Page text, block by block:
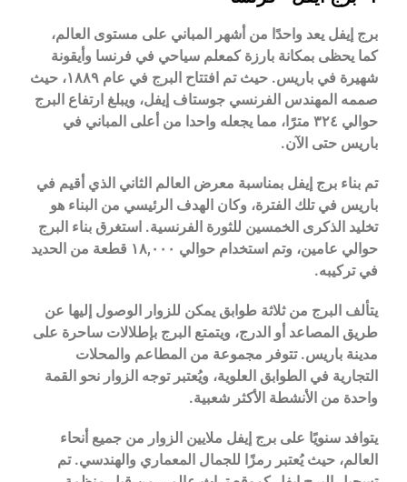
برج إيفل يعد واحدًا من أشهر المباني على مستوى العالم،
كما يحظى بمكانة بارزة كمعلم سياحي في فرنسا وأيقونة
شهيرة في باريس. حيث تم افتتاح البرج في عام ١٨٨٩، حيث
صممه المهندس الفرنسي جوستاف إيفل، ويبلغ ارتفاع البرج
حوالي ٣٢٤ مترًا، مما يجعله واحدا من أعلى المباني في
باريس حتى الآن.
تم بناء برج إيفل بمناسبة معرض العالم الثاني الذي أقيم في
باريس في تلك الفترة، وكان الهدف الرئيسي من البناء هو
تخليد الذكرى الخمسين للثورة الفرنسية. استغرق بناء البرج
حوالي عامين، وتم استخدام حوالي ١٨,٠٠٠ قطعة من الحديد
في تركيبه.
يتألف البرج من ثلاثة طوابق يمكن للزوار الوصول إليها عن
طريق المصاعد أو الدرج، ويتمتع البرج بإطلالات ساحرة على
مدينة باريس. تتوفر مجموعة من المطاعم والمحلات
التجارية في الطوابق العلوية، ويُعتبر توجه الزوار نحو القمة
واحدة من الأنشطة الأكثر شعبية.
يتوافد سنويًا على برج إيفل ملايين الزوار من جميع أنحاء
العالم، حيث يُعتبر رمزًا للجمال المعماري والهندسي. تم